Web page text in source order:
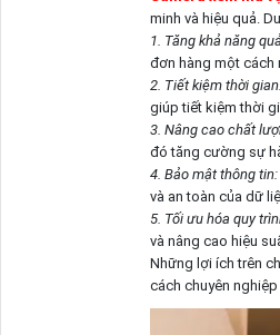
minh và hiệu quả.
1. Tăng khả năng
đơn hàng một cách
2. Tiết kiệm thời
giúp tiết kiệm thời
3. Nâng cao chất
đó tăng cường sự
4. Bảo mật thông tin:
và an toàn của dữ
5. Tối ưu hóa quy
và nâng cao hiệu
Những lợi ích trên
cách chuyên